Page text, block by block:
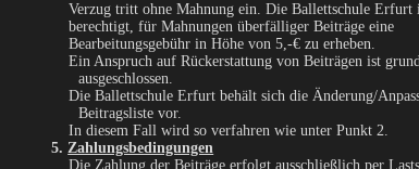
Verzug tritt ohne Mahnung ein. Die Ballettschule Erfurt
berechtigt, für Mahnungen überfälliger Beiträge eine
Bearbeitungsgebühr in Höhe von 5,-€ zu erheben.
Ein Anspruch auf Rückerstattung von Beiträgen ist
ausgeschlossen.
Die Ballettschule Erfurt behält sich die Änderung/
Beitragsliste vor.
In diesem Fall wird so verfahren wie unter Punkt 2.
5.Zahlungsbedingungen
Die Zahlung der Beiträge erfolgt ausschließlich per